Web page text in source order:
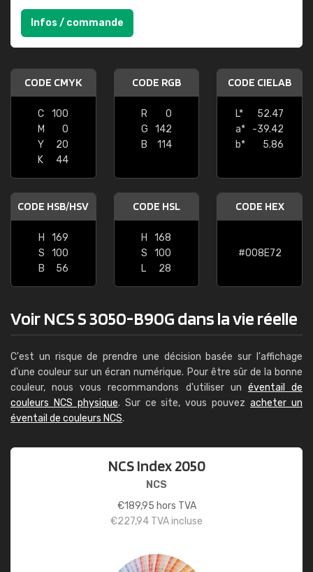
Infos / commande
CODE CMYK
C
100
M
0
Y
20
K
44
CODE RGB
R
0
G
142
B
114
CODE CIELAB
L*
52.47
a*
-39.42
b*
5.86
CODE HSB/HSV
H
169
S
100
B
56
CODE HSL
H
168
S
100
L
28
CODE HEX
#008E72
Voir NCS S 3050-B90G dans la vie réelle
C'est un risque de prendre une décision basée sur l'affichage
d'une couleur sur un écran numérique. Pour être sûr de la bonne
couleur, nous vous recommandons d'utiliser un éventail de
couleurs NCS physique. Sur ce site, vous pouvezacheter un
éventail de couleurs NCS.
NCS Index 2050
NCS
€189,95 hors TVA
€227,94 TVA incluse